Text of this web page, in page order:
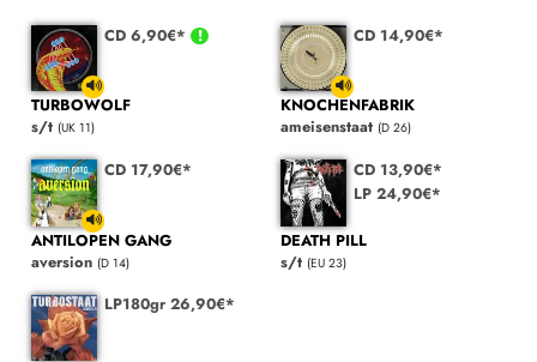
CD 6,90€*
TURBOWOLF
s/t (UK 11)
CD 14,90€*
KNOCHENFABRIK
ameisenstaat (D 26)
CD 17,90€*
ANTILOPEN GANG
aversion (D 14)
CD 13,90€*
LP 24,90€*
DEATH PILL
s/t (EU 23)
LP180gr 26,90€*